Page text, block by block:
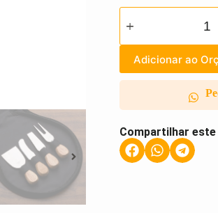
Adicionar ao
Compartilhar